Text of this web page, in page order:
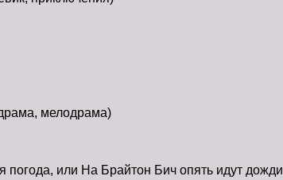
мелодрама)
погода, или На Брайтон Бич опять идут дожди